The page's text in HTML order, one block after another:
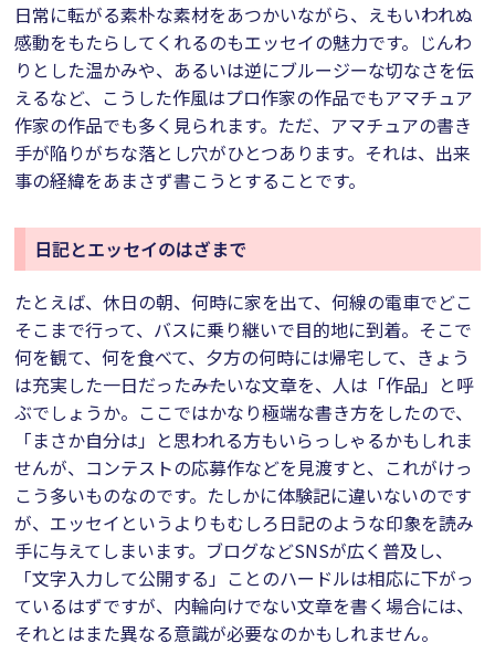
日常に転がる素朴な素材をあつかいながら、えもいわれぬ
感動をもたらしてくれるのもエッセイの魅力です。じんわ
りとした温かみや、あるいは逆にブルージーな切なさを伝
えるなど、こうした作風はプロ作家の作品でもアマチュア
作家の作品でも多く見られます。ただ、アマチュアの書き
手が陥りがちな落とし穴がひとつあります。それは、出来
事の経緯をあまさず書こうとすることです。
日記とエッセイのはざまで
たとえば、休日の朝、何時に家を出て、何線の電車でどこ
そこまで行って、バスに乗り継いで目的地に到着。そこで
何を観て、何を食べて、夕方の何時には帰宅して、きょう
は充実した一日だった――みたいな文章を、人は「作品」と呼
ぶでしょうか。ここではかなり極端な書き方をしたので、
「まさか自分は」と思われる方もいらっしゃるかもしれま
せんが、コンテストの応募作などを見渡すと、これがけっ
こう多いものなのです。たしかに体験記に違いないのです
が、エッセイというよりもむしろ日記のような印象を読み
手に与えてしまいます。ブログなどSNSが広く普及し、
「文字入力して公開する」ことのハードルは相応に下がっ
ているはずですが、内輪向けでない文章を書く場合には、
それとはまた異なる意識が必要なのかもしれません。